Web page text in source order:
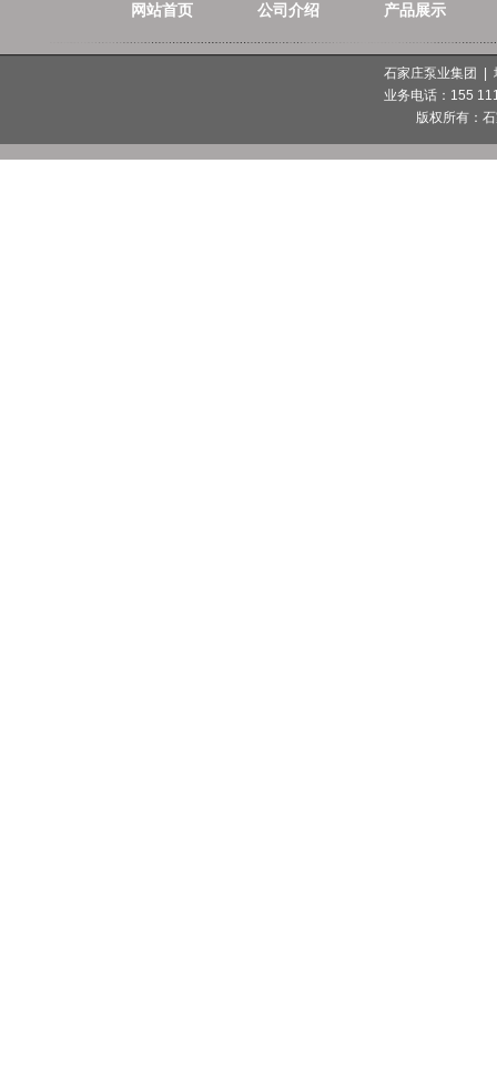
网站首页 公司介绍 产品展示
石家庄泵业集团 |
业务电话：155
版权所有：